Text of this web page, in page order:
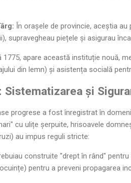
În orașele de provincie, aceștia
supravegheau piețele și asigurau
1775, apare această instituție nouă,
din lemn) și asistența socială
Sistematizarea și
progrese a fost înregistrat în
cu ulițe șerpuite, hrisoavele
au impus reguli stricte:
construite "drept în rând"
pentru a preveni propagarea